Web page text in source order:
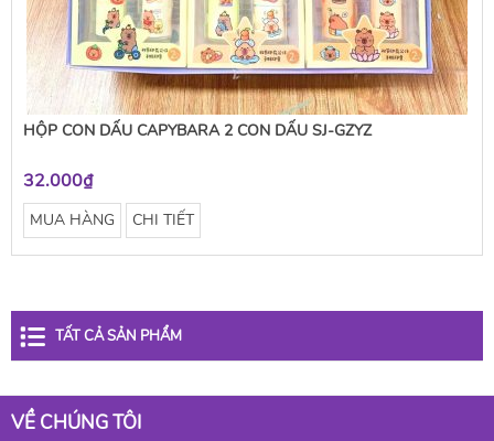
HỘP CON DẤU CAPYBARA 2 CON DẤU SJ-GZYZ
32.000₫
MUA HÀNG CHI TIẾT
TẤT CẢ SẢN PHẨM
VỀ CHÚNG TÔI